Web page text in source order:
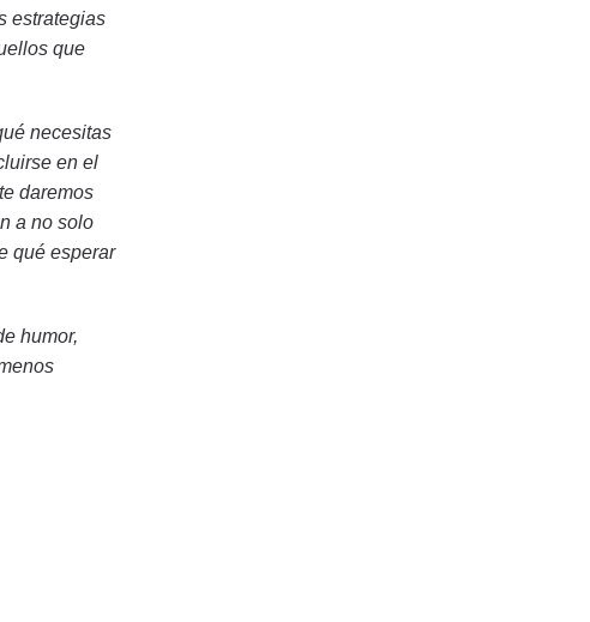
estrategias
que
necesitas
en el
daremos
a no solo
qué esperar
humor,